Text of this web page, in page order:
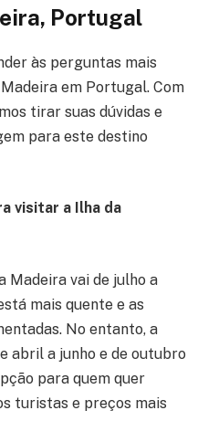
Portugal
às perguntas mais
em Portugal. Com
tirar suas dúvidas e
para este destino
visitar a Ilha da
Madeira vai de julho a
mais quente e as
No entanto, a
abril a junho e de outubro
para quem quer
turistas e preços mais